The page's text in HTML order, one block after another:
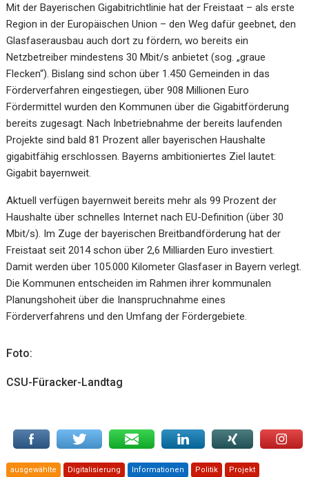
Mit der Bayerischen Gigabitrichtlinie hat der Freistaat – als erste
Region in der Europäischen Union – den Weg dafür geebnet, den
Glasfaserausbau auch dort zu fördern, wo bereits ein
Netzbetreiber mindestens 30 Mbit/s anbietet (sog. „graue
Flecken“). Bislang sind schon über 1.450 Gemeinden in das
Förderverfahren eingestiegen, über 908 Millionen Euro
Fördermittel wurden den Kommunen über die Gigabitförderung
bereits zugesagt. Nach Inbetriebnahme der bereits laufenden
Projekte sind bald 81 Prozent aller bayerischen Haushalte
gigabitfähig erschlossen. Bayerns ambitioniertes Ziel lautet:
Gigabit bayernweit.
Aktuell verfügen bayernweit bereits mehr als 99 Prozent der
Haushalte über schnelles Internet nach EU-Definition (über 30
Mbit/s). Im Zuge der bayerischen Breitbandförderung hat der
Freistaat seit 2014 schon über 2,6 Milliarden Euro investiert.
Damit werden über 105.000 Kilometer Glasfaser in Bayern verlegt.
Die Kommunen entscheiden im Rahmen ihrer kommunalen
Planungshoheit über die Inanspruchnahme eines
Förderverfahrens und den Umfang der Fördergebiete.
Foto:
CSU-Füracker-Landtag
ausgewählte Digitalisierung Informationen Politik Projekt